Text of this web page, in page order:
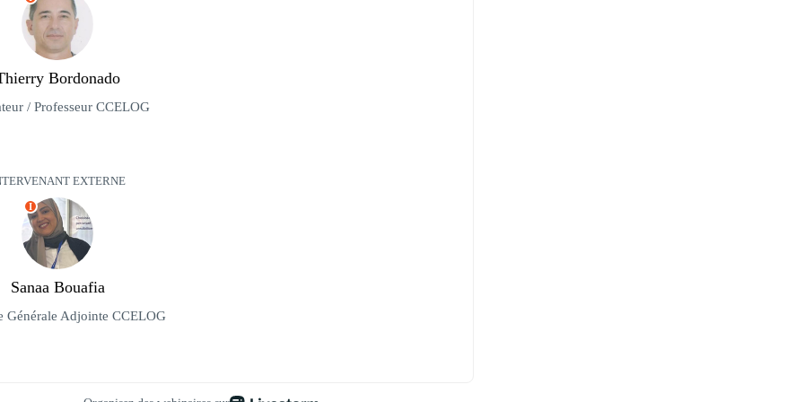
Bordonado
/ Professeur CCELOG
EXTERNE
I
Sanaa Bouafia
Générale Adjointe CCELOG